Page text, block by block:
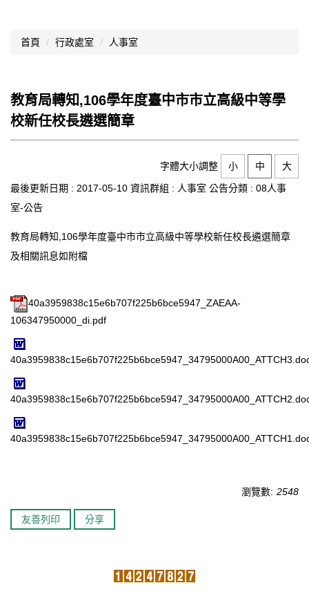
認識西松
文件資料
行事曆
家長會
臺北市111年度臺北酷課雲師資增能推廣
教育品質保證
首頁 行政處室 人事室
教育局轉知,106學年度臺中市市立高級中等學
校新任校長遴選簡章
字體大小調整 小 中
大
最後更新日期 : 2017-05-10 資訊群組 : 人事室 公告分類 : 08人事
室-公告
教育局轉知,106學年度臺中市市立高級中等學校新任校長遴選簡章
及相關訊息如附檔
40a3959838c15e6b707f225b6bce5947_ZAEAA-
106347950000_di.pdf
瀏覽數: 2548
友善列印 分享